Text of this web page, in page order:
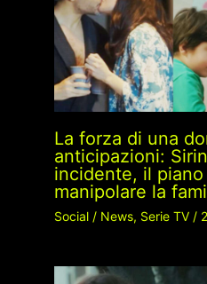
La forza di una
anticipazioni:
incidente, il
manipolare la
Social/ News, Serie TV/